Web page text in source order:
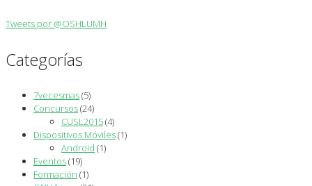
Tweets por @OSHLUMH
Categorías
7vecesmas(5)
Concursos(24)
CUSL2015(4)
Dispositivos Móviles(1)
Android (1)
Eventos(19)
Formación (1)